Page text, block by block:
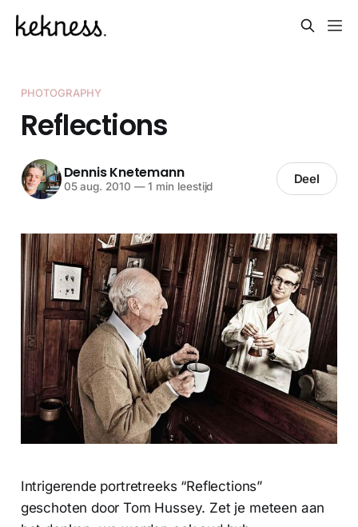
PHOTOGRAPHY
Reflections
Dennis Knetemann
05 aug. 2010 —1 min leestijd Deel
Intrigerende portretreeks “Reflections”
geschoten door Tom Hussey. Zet je meteen aan